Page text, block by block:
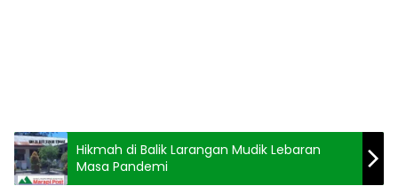
Hikmah di Balik Larangan Mudik Lebaran
Masa Pandemi